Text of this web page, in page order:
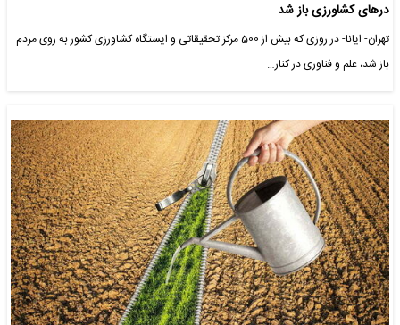
درهای کشاورزی باز شد
تهران- ایانا- در روزی که بیش از 500 مرکز تحقیقاتی و ایستگاه کشاورزی کشور به روی مردم
باز شد، علم و فناوری در کنار…